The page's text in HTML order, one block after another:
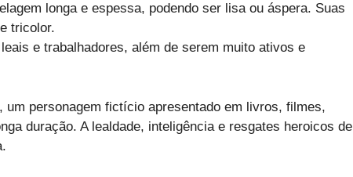
longa e espessa, podendo ser lisa ou áspera. Suas
tricolor.
e trabalhadores, além de serem muito ativos e
um personagem fictício apresentado em livros, filmes,
duração. A lealdade, inteligência e resgates heroicos de